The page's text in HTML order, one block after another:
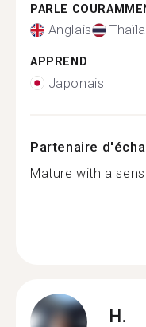
PARLE
Anglais
APPREND
Japonais
Partenaire
Mature with a
H.